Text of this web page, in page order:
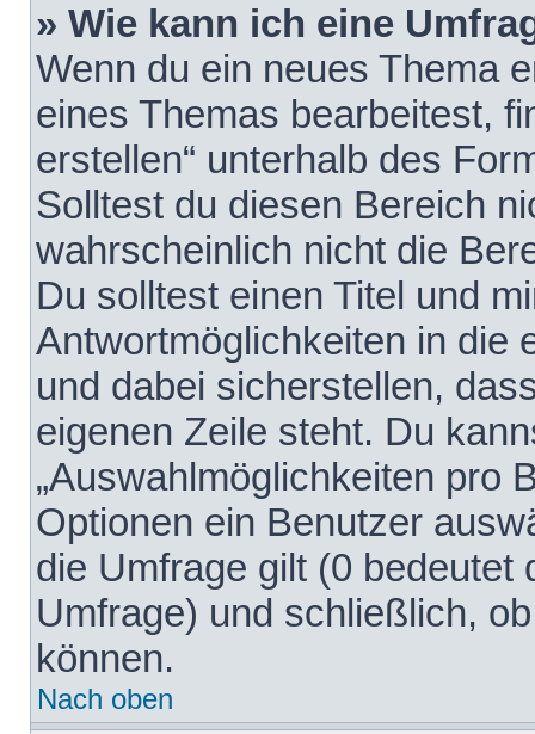
» Wie kann ich eine
Wenn du ein neues Thema
eines Themas bearbeitest,
erstellen“ unterhalb des
Solltest du diesen Bereich
wahrscheinlich nicht die
Du solltest einen Titel und
Antwortmöglichkeiten in die
und dabei sicherstellen,
eigenen Zeile steht. Du
„Auswahlmöglichkeiten pro
Optionen ein Benutzer
die Umfrage gilt (0 bedeutet
Umfrage) und schließlich,
können.
Nach oben